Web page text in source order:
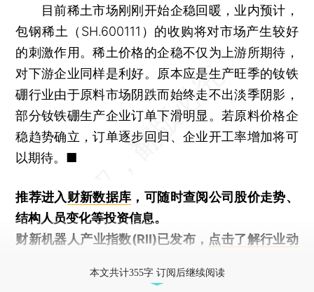
目前稀土市场刚刚开始企稳回暖，业内预计，
包钢稀土（SH.600111）的收购将对市场产生较好
的刺激作用。稀土价格的企稳不仅为上游所期待，
对下游企业同样是利好。原本应是生产旺季的钕铁
硼行业由于原料市场阴跌而始终走不出淡季阴影，
部分钕铁硼生产企业订单下滑明显。若原料价格企
稳趋势确立，订单逐步回归、企业开工率增加将可
以期待。■
推荐进入财新数据库 ，可随时查阅公司股价走势、
结构人员变化等投资信息。
财新机器人产业指数(RII)已发布， 点击了解行业动
本文共计355字 订阅后继续阅读